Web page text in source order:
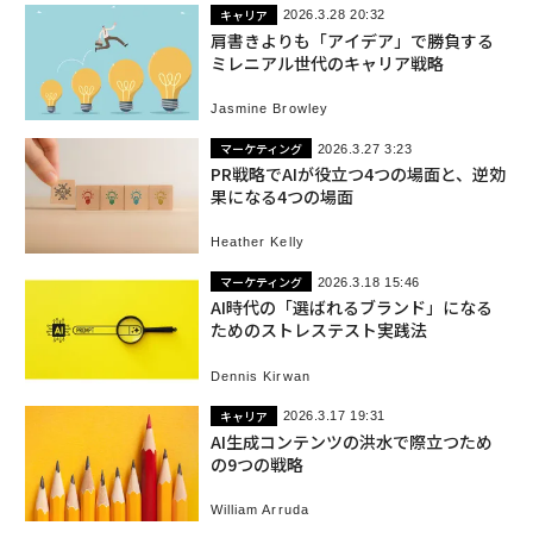
キャリア 2026.3.28 20:32
肩書きよりも「アイデア」で勝負する
ミレニアル世代のキャリア戦略
Jasmine Browley
マーケティング 2026.3.27 3:23
PR戦略でAIが役立つ4つの場面と、逆効
果になる4つの場面
Heather Kelly
マーケティング 2026.3.18 15:46
AI時代の「選ばれるブランド」になる
ためのストレステスト実践法
Dennis Kirwan
キャリア 2026.3.17 19:31
AI生成コンテンツの洪水で際立つため
の9つの戦略
William Arruda